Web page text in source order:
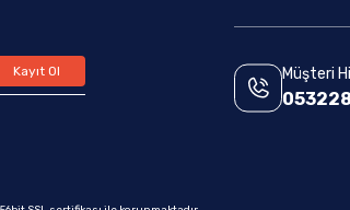
Kayıt Ol Müşteri